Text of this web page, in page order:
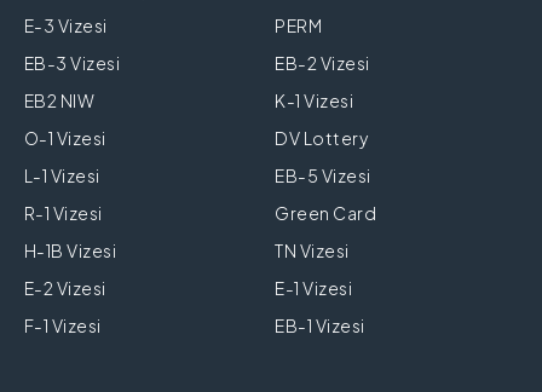
E-3 Vizesi
PERM
EB-3 Vizesi
EB-2 Vizesi
EB2 NIW
K-1 Vizesi
O-1 Vizesi
DV Lottery
L-1 Vizesi
EB-5 Vizesi
R-1 Vizesi
Green Card
H-1B Vizesi
TN Vizesi
E-2 Vizesi
E-1 Vizesi
F-1 Vizesi
EB-1 Vizesi